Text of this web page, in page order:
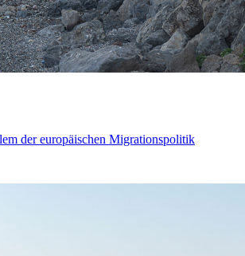
der europäischen Migrationspolitik